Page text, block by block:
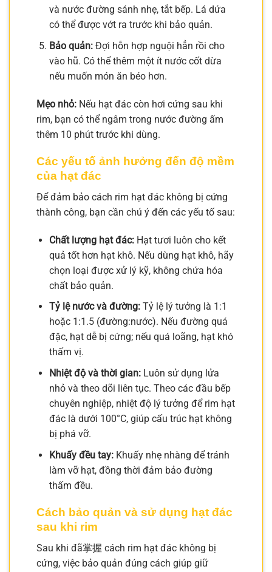
và nước đường sánh nhẹ, tắt bếp. Lá dứa
có thể được vớt ra trước khi bảo quản.
Bảo quản:Đợi hỗn hợp nguội hẳn rồi cho
vào hũ. Có thể thêm một ít nước cốt dừa
nếu muốn món ăn béo hơn.
Mẹo nhỏ: Nếu hạt đác còn hơi cứng sau khi
rim, bạn có thể ngâm trong nước đường ấm
thêm 10 phút trước khi dùng.
Các yếu tố ảnh hưởng đến độ mềm
của hạt đác
Để đảm bảo cách rim hạt đác không bị cứng
thành công, bạn cần chú ý đến các yếu tố sau:
Chất lượng hạt đác:Hạt tươi luôn cho kết
quả tốt hơn hạt khô. Nếu dùng hạt khô, hãy
chọn loại được xử lý kỹ, không chứa hóa
chất bảo quản.
Tỷ lệ nước và đường:Tỷ lệ lý tưởng là 1:1
hoặc 1:1.5 (đường:nước). Nếu đường quá
đặc, hạt dễ bị cứng; nếu quá loãng, hạt khó
thấm vị.
Nhiệt độ và thời gian:Luôn sử dụng lửa
nhỏ và theo dõi liên tục. Theo các đầu bếp
chuyên nghiệp, nhiệt độ lý tưởng để rim hạt
đác là dưới 100°C, giúp cấu trúc hạt không
bị phá vỡ.
Khuấy đều tay:Khuấy nhẹ nhàng để tránh
làm vỡ hạt, đồng thời đảm bảo đường
thấm đều.
Cách bảo quản và sử dụng hạt đác
sau khi rim
Sau khi đã掌握 cách rim hạt đác không bị
cứng, việc bảo quản đúng cách giúp giữ